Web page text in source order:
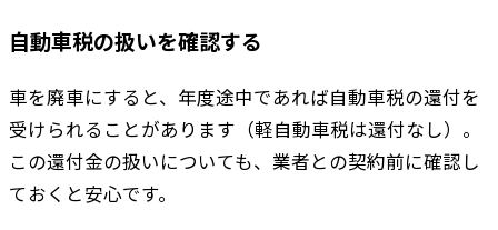
自動車税の扱いを確認する
車を廃車にすると、年度途中であれば自動車税の還付を
受けられることがあります（軽自動車税は還付なし）。
この還付金の扱いについても、業者との契約前に確認し
ておくと安心です。